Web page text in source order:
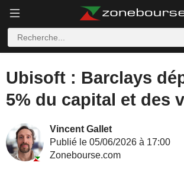
Ubisoft : Barclays
5% du capital et des
Vincent Gallet
Publié le 05/06/2026 à 17:00
Zonebourse.com